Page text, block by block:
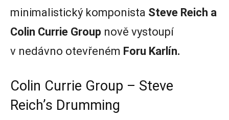
minimalistický komponista Steve Reich a
Colin Currie Group nově vystoupí
v nedávno otevřeném Foru Karlín.
Colin Currie Group – Steve
Reich’s Drumming